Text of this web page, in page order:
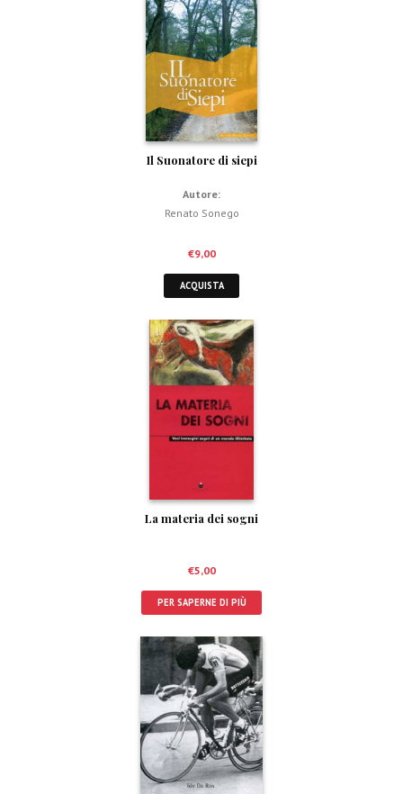
Il Suonatore di siepi
Autore:
Renato Sonego
€9,00
ACQUISTA
La materia dei sogni
€5,00
PER SAPERNE DI PIÙ